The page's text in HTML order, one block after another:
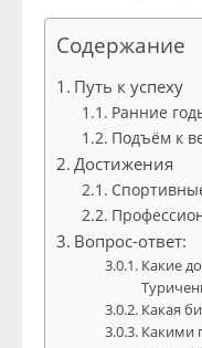
Содержание
Путь к успеху
Ранние
Подъём к
Достижения
Вопрос-ответ:
Какие
Какая
Какими